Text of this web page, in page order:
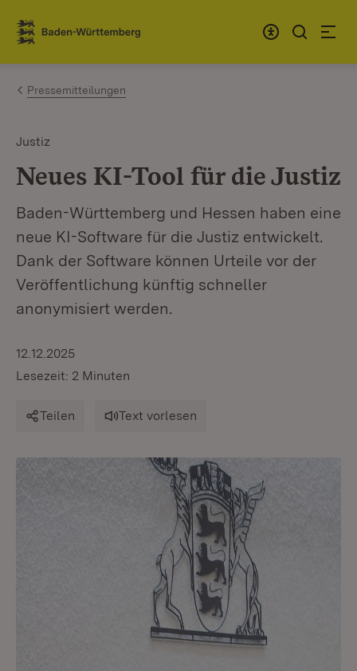
Zum Inhalt springen
Link zur Startseite
Pressemitteilungen
Justiz
Neues KI-Tool für die Justiz
Baden-Württemberg und Hessen haben eine
neue KI-Software für die Justiz entwickelt.
Dank der Software können Urteile vor der
Veröffentlichung künftig schneller
anonymisiert werden.
12.12.2025
Lesezeit: 2 Minuten
Teilen Text vorlesen